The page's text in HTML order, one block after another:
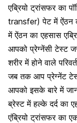
एब्रियो ट्रांसफर का
transfer) पेट में ऐंठन
में ऐंठन का एहसास
आपको प्रेग्नेंसी टेस्ट
शरीर में होने वाले
जब तक आप प्रेग्नेंट
आपको इसके बारे में
ब्रेस्ट में हल्के दर्द का
एंब्रियो ट्रांसफर का